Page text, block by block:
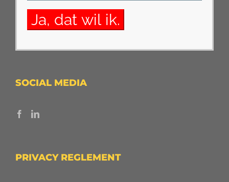
SOCIAL MEDIA
PRIVACY REGLEMENT